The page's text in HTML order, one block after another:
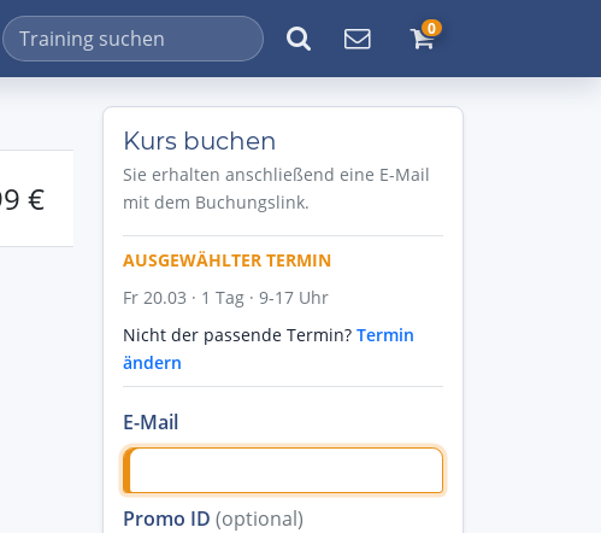
0
€
Kurs buchen
Sie erhalten anschließend eine E-Mail
mit dem Buchungslink.
AUSGEWÄHLTER TERMIN
Fr 20.03 · 1 Tag · 9-17 Uhr
Nicht der passende Termin? Termin
ändern
E-Mail
Promo ID (optional)